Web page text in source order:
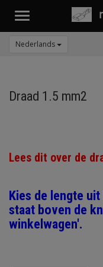
Toggle
Nederlands
Draad 1.5 mm2
Lees dit over de
Kies de lengte
staat boven de
winkelwagen'.